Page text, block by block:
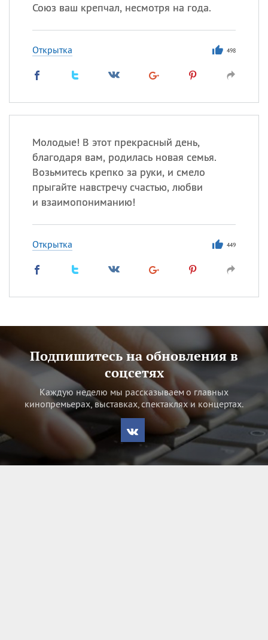
Союз ваш крепчал, несмотря на года.
Открытка 498
Молодые! В этот прекрасный день,
благодаря вам, родилась новая семья.
Возьмитесь крепко за руки, и смело
прыгайте навстречу счастью, любви
и взаимопониманию!
Открытка 449
Подпишитесь на обновления в
соцсетях
Каждую неделю мы рассказываем о главных
кинопремьерах, выставках, спектаклях и концертах.